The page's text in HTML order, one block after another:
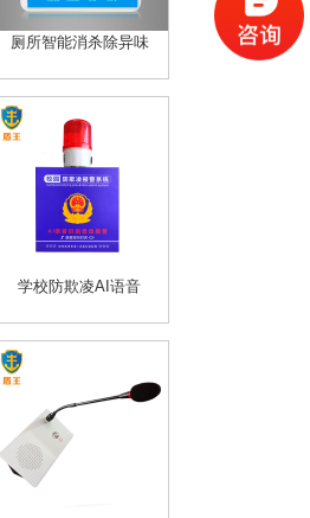
厕所智能消杀除异味
学校防欺凌AI语音